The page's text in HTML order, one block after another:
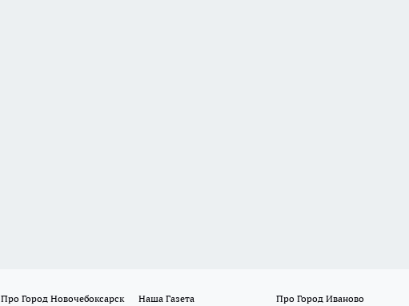
Про Город Новочебоксарск Наша Газета Про Город Иваново